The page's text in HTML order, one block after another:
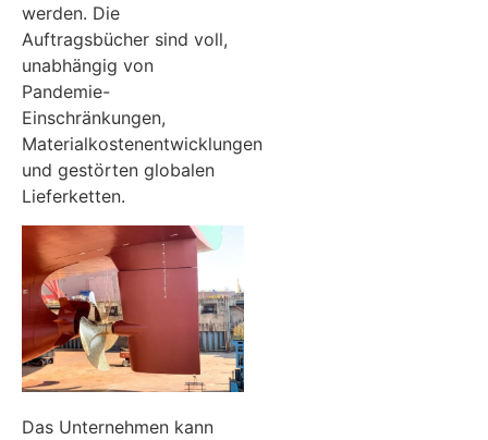
werden. Die
Auftragsbücher sind voll,
unabhängig von
Pandemie-
Einschränkungen,
Materialkostenentwicklungen
und gestörten globalen
Lieferketten.
Das Unternehmen kann